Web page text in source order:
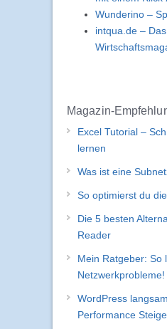
Wunderino –
intqua.de – Das
Magazin-
Excel Tutorial –
lernen
Was ist eine
So optimierst du
Die 5 besten
Reader
Mein Ratgeber: So
Netzwerkprobleme!
WordPress
Performance